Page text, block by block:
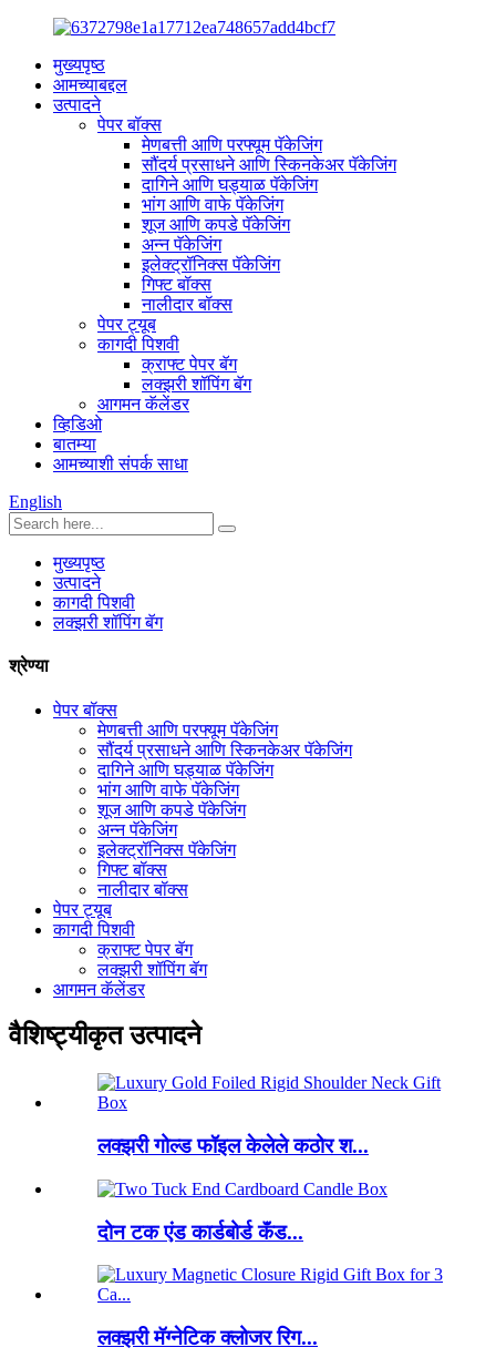
मुख्यपृष्ठ
आमच्याबद्दल
उत्पादने
पेपर बॉक्स
मेणबत्ती आणि परफ्यूम पॅकेजिंग
सौंदर्य प्रसाधने आणि स्किनकेअर पॅकेजिंग
दागिने आणि घड्याळ पॅकेजिंग
भांग आणि वाफे पॅकेजिंग
शूज आणि कपडे पॅकेजिंग
अन्न पॅकेजिंग
इलेक्ट्रॉनिक्स पॅकेजिंग
गिफ्ट बॉक्स
नालीदार बॉक्स
पेपर ट्यूब
कागदी पिशवी
क्राफ्ट पेपर बॅग
लक्झरी शॉपिंग बॅग
आगमन कॅलेंडर
व्हिडिओ
बातम्या
आमच्याशी संपर्क साधा
English
मुख्यपृष्ठ
उत्पादने
कागदी पिशवी
लक्झरी शॉपिंग बॅग
श्रेण्या
पेपर बॉक्स
मेणबत्ती आणि परफ्यूम पॅकेजिंग
सौंदर्य प्रसाधने आणि स्किनकेअर पॅकेजिंग
दागिने आणि घड्याळ पॅकेजिंग
भांग आणि वाफे पॅकेजिंग
शूज आणि कपडे पॅकेजिंग
अन्न पॅकेजिंग
इलेक्ट्रॉनिक्स पॅकेजिंग
गिफ्ट बॉक्स
नालीदार बॉक्स
पेपर ट्यूब
कागदी पिशवी
क्राफ्ट पेपर बॅग
लक्झरी शॉपिंग बॅग
आगमन कॅलेंडर
वैशिष्ट्यीकृत उत्पादने
लक्झरी गोल्ड फॉइल केलेले कठोर श...
दोन टक एंड कार्डबोर्ड कॅंड...
लक्झरी मॅग्नेटिक क्लोजर रिग...